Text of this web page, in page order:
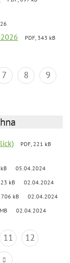
PDF, 343 kB
7 8
9
PDF, 221 kB
05.04.2024
kB 02.04.2024
706 kB 02.04.2024
02.04.2024
11
12